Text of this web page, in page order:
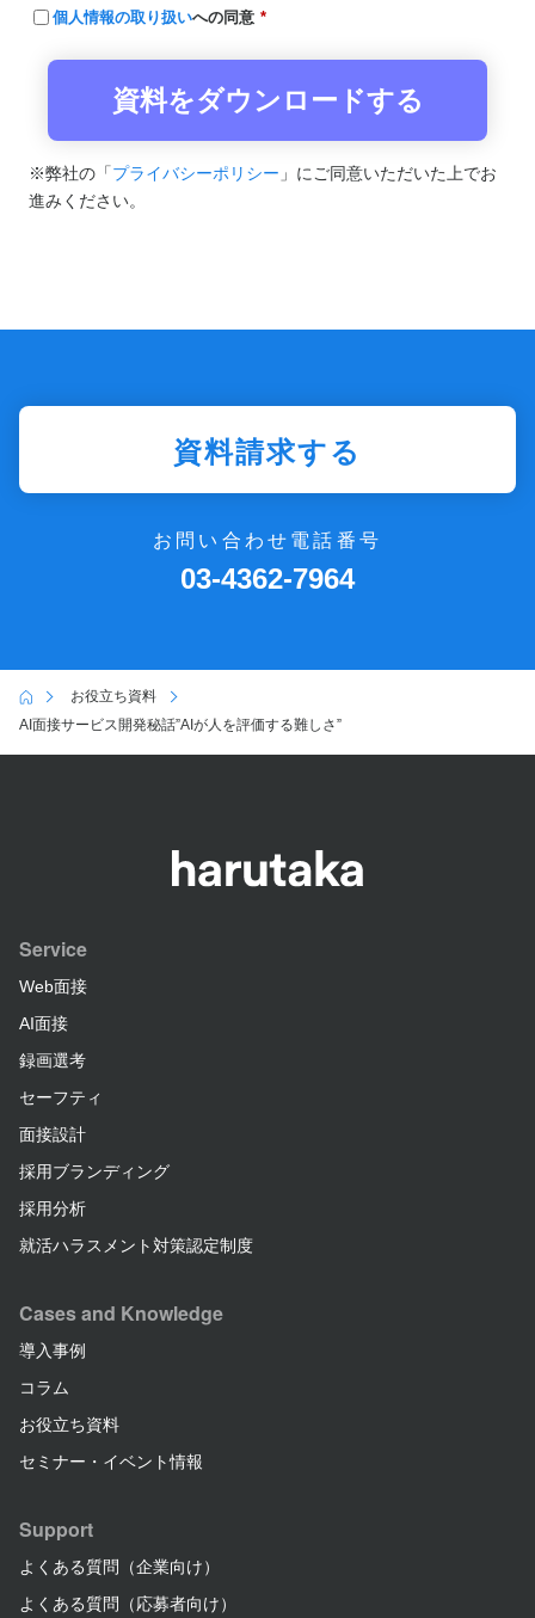
個人情報の取り扱いへの同意 *
※弊社の「プライバシーポリシー 」にご同意いただいた上でお
進みください。
資料請求する
お問い合わせ電話番号
03-4362-7964
お役立ち資料
AI面接サービス開発秘話”AIが人を評価する難しさ”
Service
Web面接
AI面接
録画選考
セーフティ
面接設計
採用ブランディング
採用分析
就活ハラスメント対策認定制度
Cases and Knowledge
導入事例
コラム
お役立ち資料
セミナー・イベント情報
Support
よくある質問（企業向け）
よくある質問（応募者向け）